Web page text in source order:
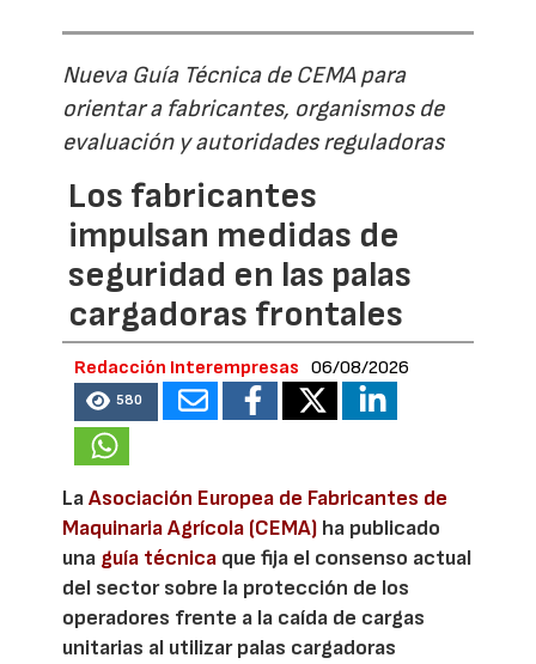
Nueva Guía Técnica de CEMA para
orientar a fabricantes, organismos de
evaluación y autoridades reguladoras
Los fabricantes
impulsan medidas de
seguridad en las palas
cargadoras frontales
Redacción Interempresas 06/08/2026
580
LaAsociación Europea de Fabricantes de
Maquinaria Agrícola (CEMA) ha publicado
una guía técnica que fija el consenso actual
del sector sobre la protección de los
operadores frente a la caída de cargas
unitarias al utilizar palas cargadoras